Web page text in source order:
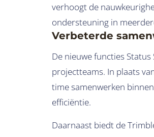
verhoogt de
ondersteuning in
Verbeterde
De nieuwe functies
projectteams. In plaats
time samenwerken
efficiëntie.
Daarnaast biedt de